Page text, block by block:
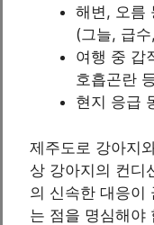
해변, 오름
(그늘, 급
여행 중 갑
호흡곤란
현지 응급
제주도로 강아지
상 강아지의 컨디
의 신속한 대응이
는 점을 명심해야